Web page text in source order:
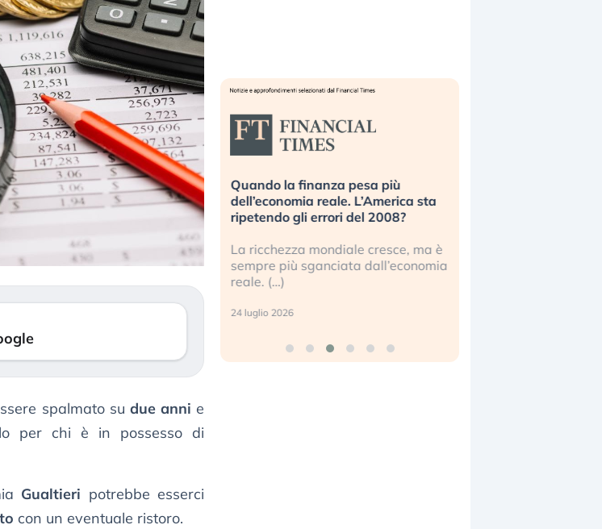
spalmato su due anni e
per chi è in possesso di
Gualtieri potrebbe esserci
con un eventuale ristoro.
mia vita è rovinata». Investitori
al panico dopo lo scoppio
bolla AI
crollo della bolla AI travolge il
mentre gli investitori retail (…)
Quando la finanza pesa più
dell’economia reale. L’America sta
ripetendo gli errori del 2008?
La ricchezza mondiale cresce, ma è
sempre più sganciata dall’economia
reale. (…)
24 luglio 2026